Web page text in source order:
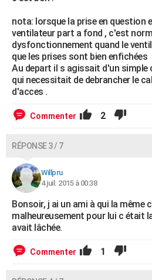
nota: lorsque la prise en question
ventilateur part a fond , c'est
dysfonctionnement quand le
que les prises sont bien enfichées
Au depart il s agissait d'un simple
qui necessitait de debrancher le
d'acces .
Commenter 2
RÉPONSE 3 / 7
Willpru
4 juil. 2015 à 00:38
Bonsoir, j ai un ami à qui la même
malheureusement pour lui c était
avait lâchée.
Commenter 1